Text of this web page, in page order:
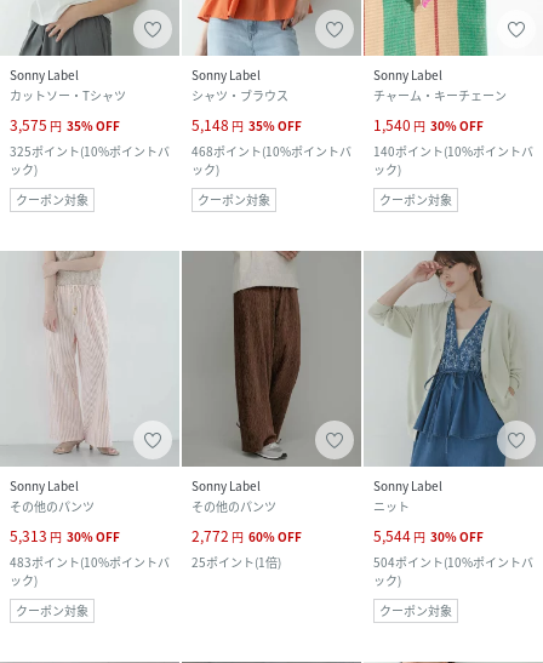
Sonny Label
カットソー・Tシャツ
3,575 円 35%OFF
325ポイント(10%ポイントバ
ック)
クーポン対象
Sonny Label
シャツ・ブラウス
5,148 円 35%OFF
468ポイント(10%ポイントバ
ック)
クーポン対象
Sonny Label
チャーム・キーチェーン
1,540 円 30%OFF
140ポイント(10%ポイントバ
ック)
クーポン対象
Sonny Label
その他のパンツ
5,313 円 30%OFF
483ポイント(10%ポイントバ
ック)
クーポン対象
Sonny Label
その他のパンツ
2,772 円 60%OFF
25ポイント(1倍)
Sonny Label
ニット
5,544 円 30%OFF
504ポイント(10%ポイントバ
ック)
クーポン対象